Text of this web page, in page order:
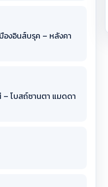
องอินส์บรุค – หลังคา
– โบสถ์ซานตา แมดดา